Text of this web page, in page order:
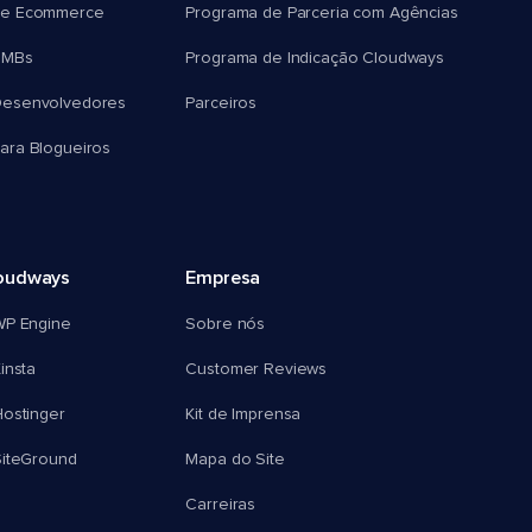
Ecommerce
Blogueiros
Programa de Parceria com Agências
Programa de Indicação Cloudways
Parceiros
Engine
Empresa
Sobre nós
Customer Reviews
Kit de Imprensa
Mapa do Site
Carreiras